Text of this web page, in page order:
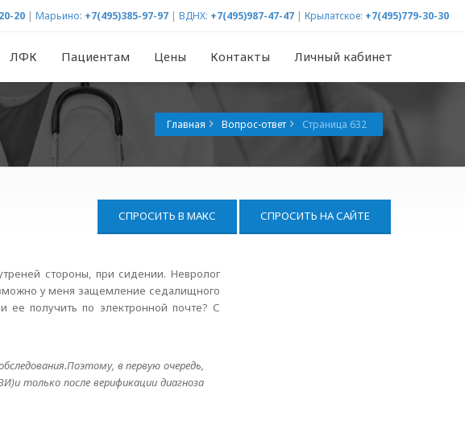
20 | Марьино: +7(495)385-97-97 | ВДНХ: +7(495)987-47-47 | Крылатское: +7(495)779-30-30
ЛФК Пациентам Цены Контакты Личный кабинет
Главная Вопрос-ответ Страница 632
СПРОСИТЬ В МАКС СПРОСИТЬ НА САЙТЕ
стороны, при сидении. Невролог
у меня защемление седалищного
ее получить по электронной почте? С
в первую очередь,
только после верификации диагноза